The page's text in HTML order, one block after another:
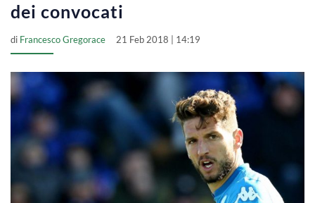
dei convocati
di Francesco Gregorace 21 Feb 2018 | 14:19